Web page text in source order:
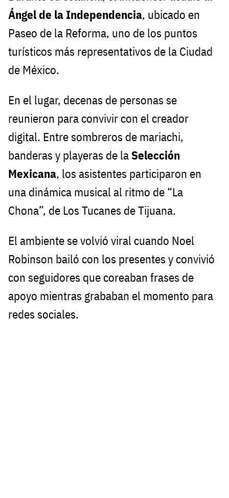
Ángel de la Independencia, ubicado en
Paseo de la Reforma, uno de los puntos
turísticos más representativos de la Ciudad
de México.
En el lugar, decenas de personas se
reunieron para convivir con el creador
digital. Entre sombreros de mariachi,
banderas y playeras de laSelección
Mexicana, los asistentes participaron en
una dinámica musical al ritmo de “La
Chona”, de Los Tucanes de Tijuana.
El ambiente se volvió viral cuando Noel
Robinson bailó con los presentes y convivió
con seguidores que coreaban frases de
apoyo mientras grababan el momento para
redes sociales.